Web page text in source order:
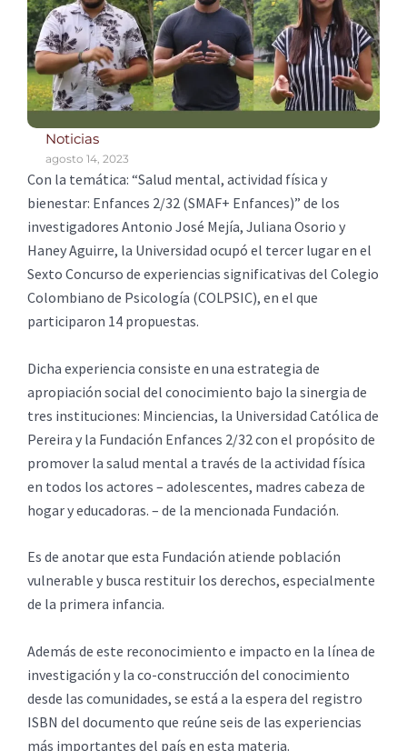
Noticias
agosto 14, 2023
Con la temática: “Salud mental, actividad física y
bienestar: Enfances 2/32 (SMAF+ Enfances)” de los
investigadores Antonio José Mejía, Juliana Osorio y
Haney Aguirre, la Universidad ocupó el tercer lugar en el
Sexto Concurso de experiencias significativas del Colegio
Colombiano de Psicología (COLPSIC), en el que
participaron 14 propuestas.
Dicha experiencia consiste en una estrategia de
apropiación social del conocimiento bajo la sinergia de
tres instituciones: Minciencias, la Universidad Católica de
Pereira y la Fundación Enfances 2/32 con el propósito de
promover la salud mental a través de la actividad física
en todos los actores – adolescentes, madres cabeza de
hogar y educadoras. – de la mencionada Fundación.
Es de anotar que esta Fundación atiende población
vulnerable y busca restituir los derechos, especialmente
de la primera infancia.
Además de este reconocimiento e impacto en la línea de
investigación y la co-construcción del conocimiento
desde las comunidades, se está a la espera del registro
ISBN del documento que reúne seis de las experiencias
más importantes del país en esta materia.